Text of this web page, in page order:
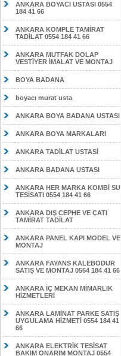
ANKARA BOYACI USTASI 0554
184 41 66
ANKARA KOMPLE TAMİRAT
TADİLAT 0554 184 41 66
ANKARA MUTFAK DOLAP
VESTİYER İMALAT VE MONTAJ
BOYA BADANA
boyacı murat usta
ANKARA BOYA BADANA USTASI
ANKARA BOYA MARKALARI
ANKARA TADİLAT USTASİ
ANKARA BADANA USTASI
ANKARA HER MARKA KOMBİ SU
TESİSATI 0554 184 41 66
ANKARA DIŞ CEPHE VE ÇATI
TAMİRAT TADİLAT
ANKARA PANEL KAPI MODEL VE
MONTAJ
ANKARA FAYANS KALEBODUR
SATIŞ VE MONTAJ 0554 184 41 66
ANKARA İÇ MEKAN MİMARLIK
HİZMETLERİ
ANKARA LAMİNAT PARKE SATIŞ
UYGULAMA HİZMETİ 0554 184 41
66
ANKARA ELEKTRİK TESİSAT
BAKIM ONARIM MONTAJ 0554